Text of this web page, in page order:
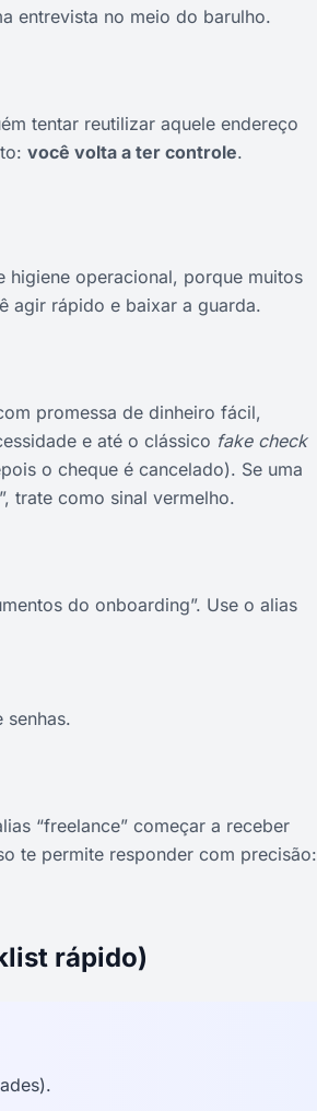
entrevista no meio do barulho.
tentar reutilizar aquele endereço
você volta a ter controle.
higiene operacional, porque muitos
agir rápido e baixar a guarda.
promessa de dinheiro fácil,
e até o clássico fake check
o cheque é cancelado). Se uma
trate como sinal vermelho.
do onboarding”. Use o alias
senhas.
“freelance” começar a receber
te permite responder com precisão:
rápido)